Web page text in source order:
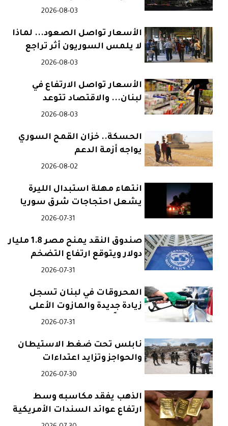
2026-08-03
الأسعار تواصل الصعود... لماذا
لا يلمس السوريون أثر تراجع
2026-08-03
الأسعار تواصل الارتفاع في
لبنان... والاقتصاد تتوعد
2026-08-03
الحسكة.. خزان القمح السوري
يواجه أزمة الدعم
2026-08-02
انتهاء مهلة استبدال الليرة
يشعل احتجاجات شرق سوريا
2026-07-31
صندوق النقد يمنح مصر 1.8 مليار
دولار ويتوقع ارتفاع التضخم
2026-07-31
المحروقات في لبنان تسجل
زيادة جديدة والمازوت الأعلى
2026-07-31
نابلس تحت ضغط الاستيطان
والحواجز وتزايد اعتداءات
2026-07-30
الذهب يفقد مكاسبه وسط
ارتفاع عوائد السندات الأمريكية